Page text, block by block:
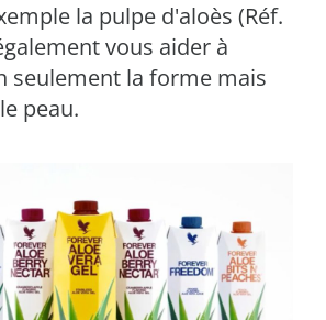
la pulpe d'aloès (Réf.
vous aider à
seulement la forme mais
peau.